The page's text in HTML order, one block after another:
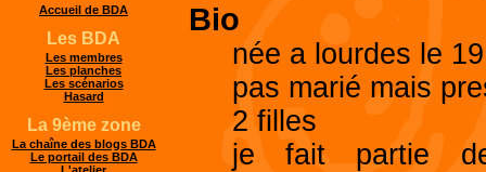
Bio
née a lourdes le
pas marié mais
2 filles
je fait partie
Accueil de BDA
Les BDA
Les membres
Les planches
Les scénarios
Hasard
La 9ème zone
La chaîne des blogs BDA
Le portail des BDA